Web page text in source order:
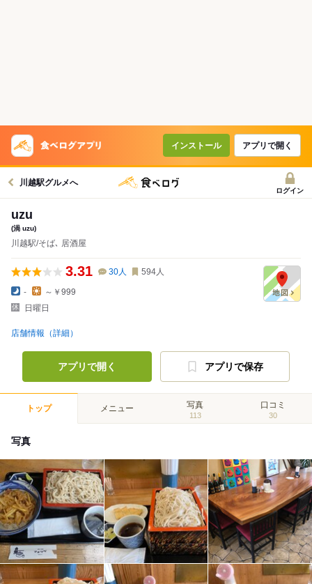
インストール アプリで開く
川越駅グルメへ
ログイン
uzu
(渦 uzu)
川越駅/そば､ 居酒屋
3.31 30人 594人
-
～￥999
日曜日
店舗情報（詳細）
アプリで開く アプリで保存
トップ メニュー 写真
113
口コミ
30
写真